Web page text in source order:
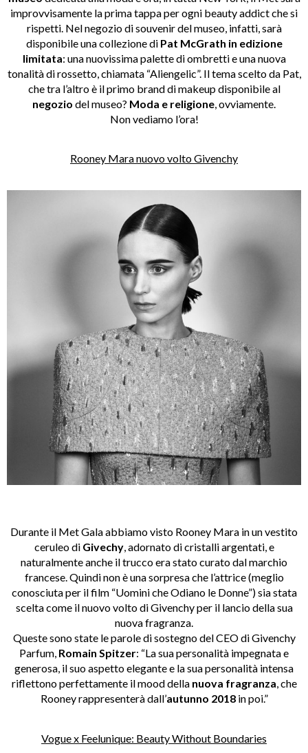
improvvisamente la prima tappa per ogni beauty addict che si
rispetti. Nel negozio di souvenir del museo, infatti, sarà
disponibile una collezione di Pat McGrath in edizione
limitata: una nuovissima palette di ombretti e una nuova
tonalità di rossetto, chiamata “Aliengelic”. Il tema scelto da Pat,
che tra l’altro è il primo brand di makeup disponibile al
negozio del museo? Moda e religione , ovviamente.
Non vediamo l’ora!
Rooney Mara nuovo volto Givenchy
Durante il Met Gala abbiamo visto Rooney Mara in un vestito
ceruleo di Givechy, adornato di cristalli argentati, e
naturalmente anche il trucco era stato curato dal marchio
francese. Quindi non è una sorpresa che l’attrice (meglio
conosciuta per il film “Uomini che Odiano le Donne”) sia stata
scelta come il nuovo volto di Givenchy per il lancio della sua
nuova fragranza.
Queste sono state le parole di sostegno del CEO di Givenchy
Parfum, Romain Spitzer: “La sua personalità impegnata e
generosa, il suo aspetto elegante e la sua personalità intensa
riflettono perfettamente il mood della nuova fragranza , che
Rooney rappresenterà dall’autunno 2018in poi.”
Vogue x Feelunique: Beauty Without Boundaries